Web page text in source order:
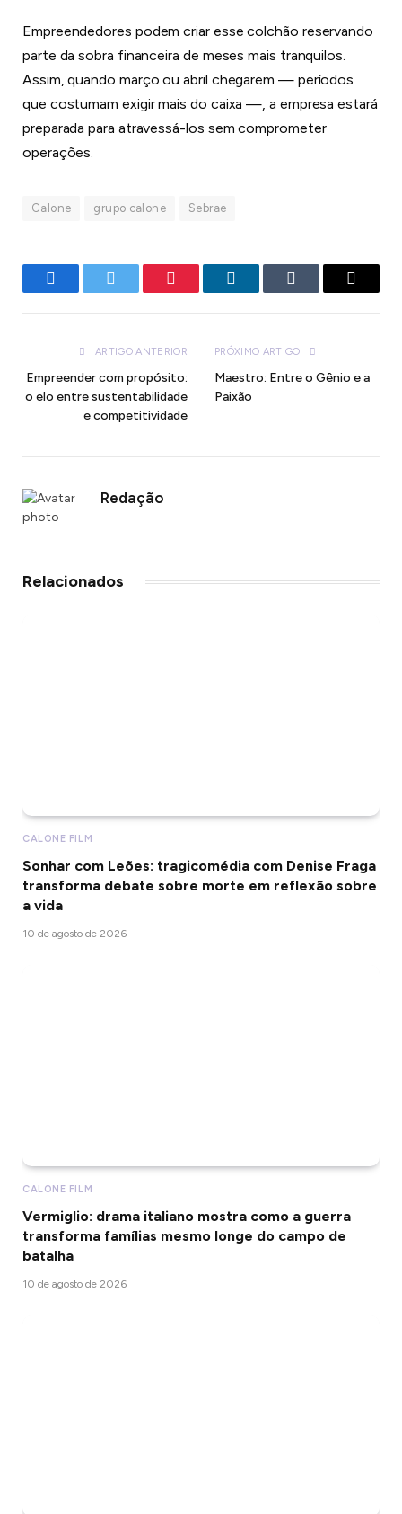
Empreendedores podem criar esse colchão reservando
parte da sobra financeira de meses mais tranquilos.
Assim, quando março ou abril chegarem — períodos
que costumam exigir mais do caixa —, a empresa estará
preparada para atravessá-los sem comprometer
operações.
Calone grupo calone Sebrae
FacebookTwitter Pinterest LinkedInTumblr
E-
ARTIGO ANTERIOR
Empreender com propósito:
o elo entre sustentabilidade
e competitividade
PRÓXIMO ARTIGO
Maestro: Entre o Gênio e a
Paixão
Redação
Relacionados
CALONE FILM
Sonhar com Leões: tragicomédia com Denise Fraga
transforma debate sobre morte em reflexão sobre
a vida
10 de agosto de 2026
CALONE FILM
Vermiglio: drama italiano mostra como a guerra
transforma famílias mesmo longe do campo de
batalha
10 de agosto de 2026